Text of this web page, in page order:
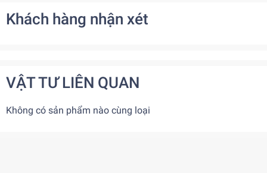
Khách hàng nhận xét
VẬT TƯ LIÊN QUAN
Không có sản phẩm nào cùng loại